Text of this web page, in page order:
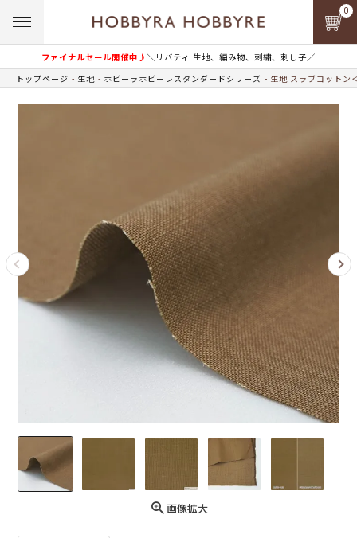
ファイナルセール開催中♪＼リバティ 生地、編み物、刺繍、刺し子／
0
トップページ 生地 ホビーラホビーレスタンダードシリーズ 生地 スラブコットン
画像拡大